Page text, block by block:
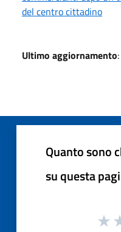
del centro cittadino
Ultimo aggiornamento
Quanto sono
su questa